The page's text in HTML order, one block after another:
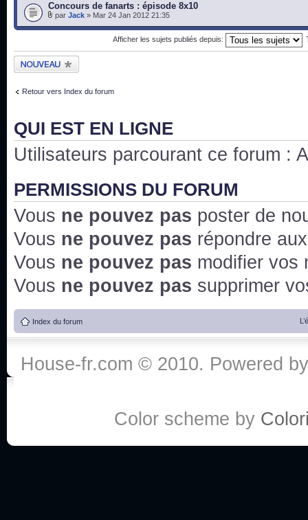
Concours de fanarts : épisode 8x10
par Jack » Mar 24 Jan 2012 21:35
Afficher les sujets publiés depuis:
Publier un nouveau
sujet
Retour vers Index du forum
QUI EST EN LIGNE
Utilisateurs parcourant ce forum :
PERMISSIONS DU FORUM
Vous ne pouvez pas poster de
Vous ne pouvez pas répondre
Vous ne pouvez pas modifier vos
Vous ne pouvez pas supprimer
Index du forum
House-fr.com © 2010. Powered
Color scheme by